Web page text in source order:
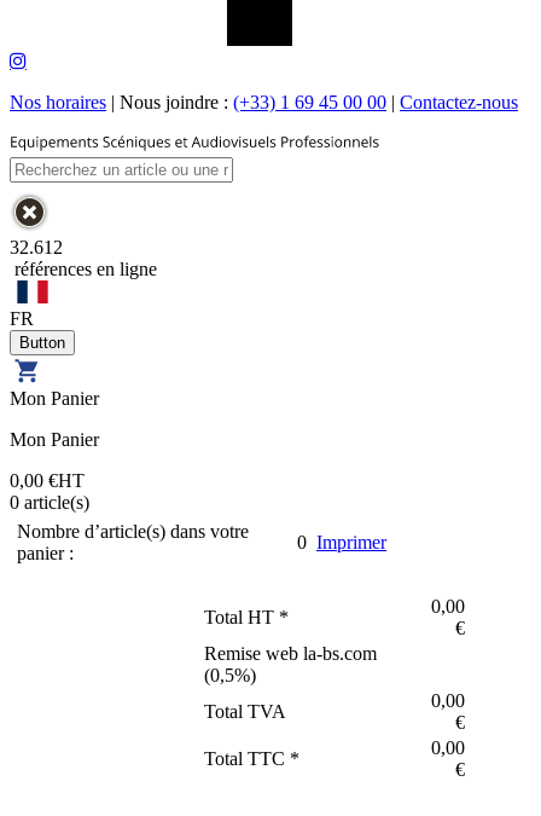
Nos horaires | Nous joindre : (+33) 1 69 45 00 00 | Contactez-nous
32.612
références en ligne
FR
Mon Panier
Mon Panier
0,00 €HT
0 article(s)
Nombre d’article(s) dans votre
panier :
0 Imprimer
Total HT *
0,00
€
Remise web la-bs.com
(0,5%)
Total TVA
0,00
€
Total TTC *
0,00
€